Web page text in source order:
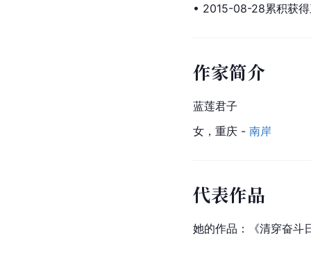
• 2015-08-28累积获
作家简介
蓝莲君子
女，重庆 - 南岸
代表作品
她的作品：《清穿奋斗